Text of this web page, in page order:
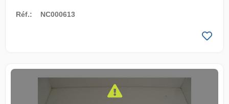
Réf.: NC000613